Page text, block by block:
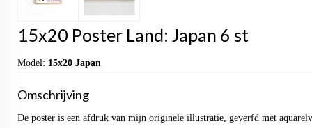
15x20 Poster Land: Japan 6 st
Model: 15x20 Japan
Omschrijving
De poster is een afdruk van mijn originele illustratie, geverfd met